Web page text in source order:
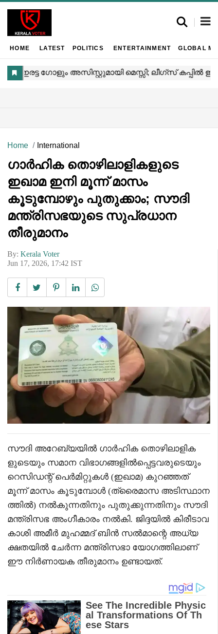
HOME LATEST POLITICS ENTERTAINMENT GLOBAL
Home International
ഗാർഹിക തൊഴിലാളികളുടെ
ഇഖാമ ഇനി മൂന്ന് മാസം
കൂടുമ്പോഴും പുതുക്കാം; സൗദി
മന്ത്രിസഭയുടെ സുപ്രധാന
തീരുമാനം
By: Kerala Voter
Jun 17, 2026, 17:42 IST
സൗദി അറേബ്യയിൽ ഗാർഹിക തൊഴിലാളിക
ളുടെയും സമാന വിഭാഗങ്ങളിൽപ്പെട്ടവരുടെയും
റെസിഡന്റ് പെർമിറ്റുകൾ (ഇഖാമ) കുറഞ്ഞത്
മൂന്ന് മാസം കൂടുമ്പോൾ (ത്രൈമാസ അടിസ്ഥാന
ത്തിൽ) നൽകുന്നതിനും പുതുക്കുന്നതിനും സൗദി
മന്ത്രിസഭ അംഗീകാരം നൽകി. ജിദ്ദയിൽ കിരീടാവ
കാശി അമീർ മുഹമ്മദ് ബിൻ സൽമാന്റെ അധ്യ
ക്ഷതയിൽ ചേർന്ന മന്ത്രിസഭാ യോഗത്തിലാണ്
ഈ നിർണായക തീരുമാനം ഉണ്ടായത്.